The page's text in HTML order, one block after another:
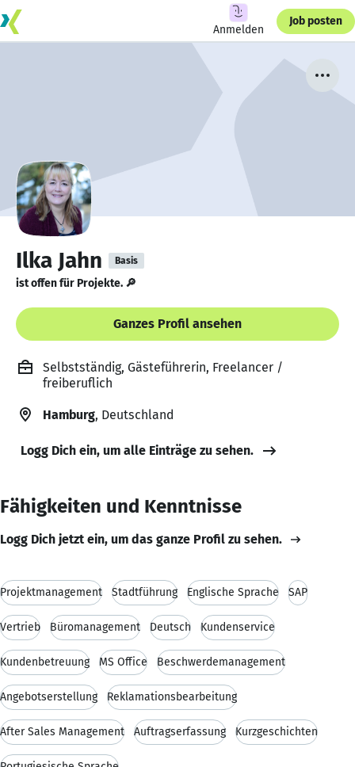
Anmelden
Job posten
Ilka Jahn Basis
ist offen für Projekte. 🔎
Ganzes Profil ansehen
Selbstständig, Gästeführerin, Freelancer /
freiberuflich
Hamburg, Deutschland
Logg Dich ein, um alle Einträge zu sehen.
Fähigkeiten und Kenntnisse
Logg Dich jetzt ein, um das ganze Profil zu sehen.
Projektmanagement Stadtführung Englische Sprache SAP
Vertrieb Büromanagement Deutsch Kundenservice
Kundenbetreuung MS Office Beschwerdemanagement
Angebotserstellung Reklamationsbearbeitung
After Sales Management Auftragserfassung Kurzgeschichten